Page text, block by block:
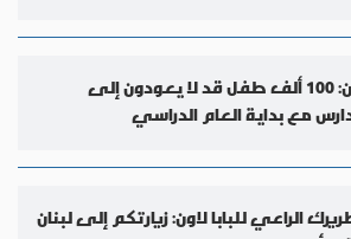
لبنان: 100 ألف طفل قد لا يعودون إلى
مع بداية العام الدراسي
الراعي للبابا لاون: زيارتكم إلى لبنان